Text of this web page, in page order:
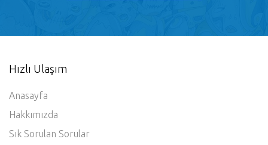
Hızlı Ulaşım
Anasayfa
Hakkımızda
Sık Sorulan Sorular